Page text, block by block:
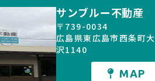
サンブルー不動産
〒739-0034
広島県東広島市西条町大
沢1140
MAP